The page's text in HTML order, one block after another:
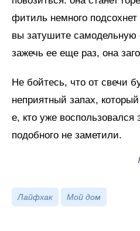
фитиль немного
вы затушите самодельную
зажечь ее еще раз, она
Не бойтесь, что от свечи
неприятный запах,
е, кто уже воспользовался
подобного не заметили.
Лайфхак Мой дом